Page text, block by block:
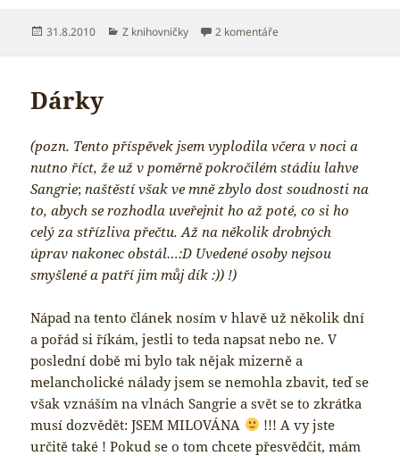
Publikováno:
31.8.2010 Rubriky:
Z knihovničky 2 komentářeu textu s názvem
Dárky
(pozn. Tento příspěvek jsem vyplodila včera v noci a
nutno říct, že už v poměrně pokročilém stádiu lahve
Sangrie; naštěstí však ve mně zbylo dost soudnosti na
to, abych se rozhodla uveřejnit ho až poté, co si ho
celý za střízliva přečtu. Až na několik drobných
úprav nakonec obstál…:D Uvedené osoby nejsou
smyšlené a patří jim můj dík :)) !)
Nápad na tento článek nosím v hlavě už několik dní
a pořád si říkám, jestli to teda napsat nebo ne. V
poslední době mi bylo tak nějak mizerně a
melancholické nálady jsem se nemohla zbavit, teď se
však vznáším na vlnách Sangrie a svět se to zkrátka
musí dozvědět: JSEM MILOVÁNA
!!! A vy jste
určitě také ! Pokud se o tom chcete přesvědčit, mám